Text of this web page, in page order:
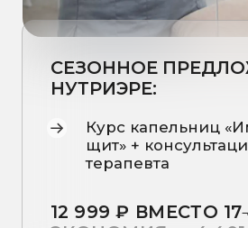
консультацию
12 999 ₽ ВМЕСТО 17400 ₽
ЭКОНОМИЯ — 4 401 РУБЛЬ
АКЦИЯ ДЕЙСТВУЕТ ДО 5 ФЕВРАЛЯ